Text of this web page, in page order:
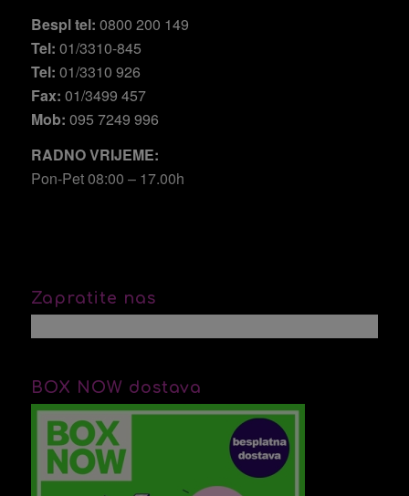
Bespl tel: 0800 200 149
Tel: 01/3310-845
Tel: 01/3310 926
Fax: 01/3499 457
Mob: 095 7249 996
RADNO VRIJEME:
Pon-Pet 08:00 – 17.00h
Zapratite nas
BOX NOW dostava